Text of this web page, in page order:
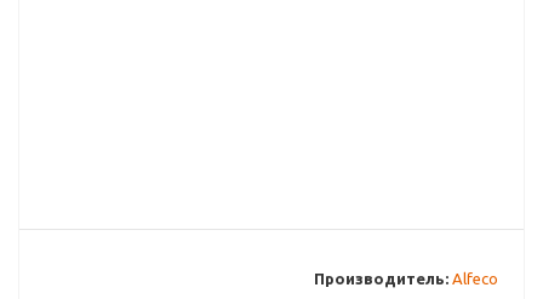
Производитель: Аlfeco